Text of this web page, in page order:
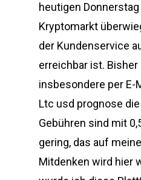
heutigen
Kryptomarkt
der Kundenservice
erreichbar ist.
insbesondere per E-
Ltc usd prognose
Gebühren sind mit
gering, das auf
Mitdenken wird hier